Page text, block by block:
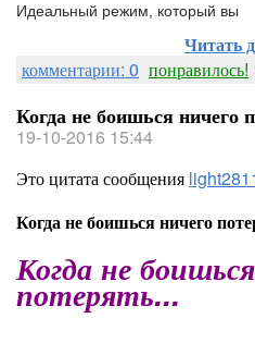
Идеальный режим, который вы
Читать
комментарии: 0 понравилось!
Когда не боишься ничего
19-10-2016 15:44
Это цитата сообщения
Когда не боишься ничего
Когда не
потерять...